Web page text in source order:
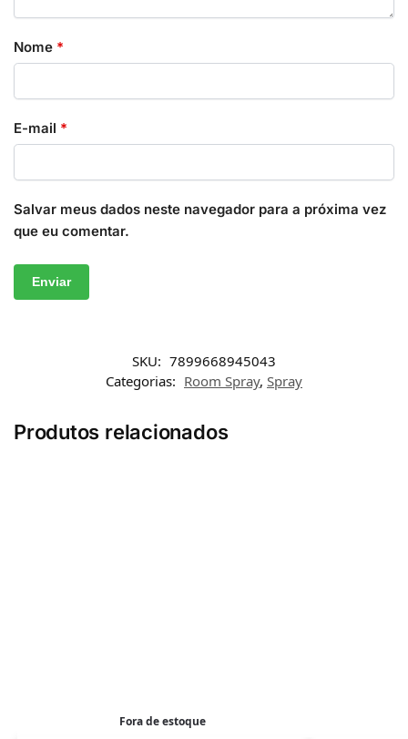
Nome *
E-mail *
Salvar meus dados neste navegador para a próxima vez
que eu comentar.
SKU: 7899668945043
Categorias: Room Spray, Spray
Produtos relacionados
Fora de estoque